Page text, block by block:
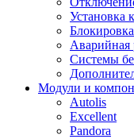
Установка
Аварийная
Системы
Модули и
Autolis
Excellent
Pandora